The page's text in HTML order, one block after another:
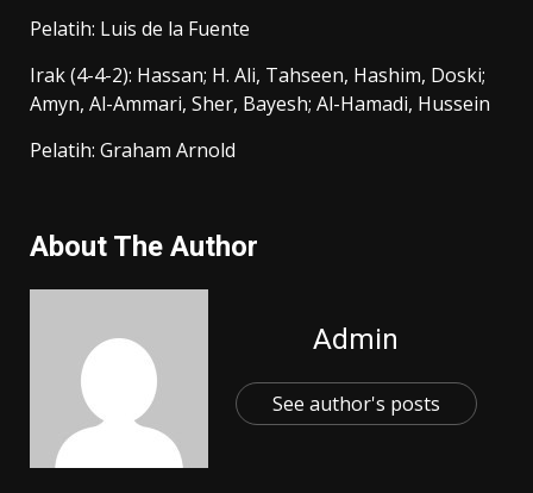
Pelatih: Luis de la Fuente
Irak (4-4-2): Hassan; H. Ali, Tahseen, Hashim, Doski;
Amyn, Al-Ammari, Sher, Bayesh; Al-Hamadi, Hussein
Pelatih: Graham Arnold
About The Author
Admin
See author's posts